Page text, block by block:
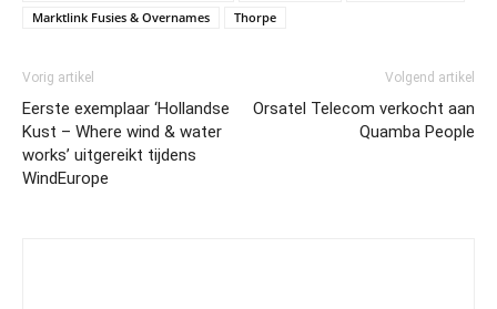
Marktlink Fusies & Overnames
Thorpe
Vorig artikel
Eerste exemplaar ‘Hollandse
Kust – Where wind & water
works’ uitgereikt tijdens
WindEurope
Volgend artikel
Orsatel Telecom verkocht aan
Quamba People